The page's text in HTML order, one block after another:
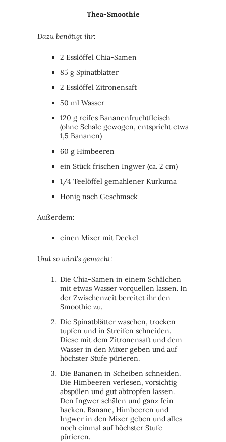
Thea-Smoothie
Dazu benötigt ihr:
2 Esslöffel Chia-Samen
85 g Spinatblätter
2 Esslöffel Zitronensaft
50 ml Wasser
120 g reifes Bananenfruchtfleisch
(ohne Schale gewogen, entspricht etwa
1,5 Bananen)
60 g Himbeeren
ein Stück frischen Ingwer (ca. 2 cm)
1/4 Teelöffel gemahlener Kurkuma
Honig nach Geschmack
Außerdem:
einen Mixer mit Deckel
Und so wird’s gemacht:
Die Chia-Samen in einem Schälchen
mit etwas Wasser vorquellen lassen. In
der Zwischenzeit bereitet ihr den
Smoothie zu.
Die Spinatblätter waschen, trocken
tupfen und in Streifen schneiden.
Diese mit dem Zitronensaft und dem
Wasser in den Mixer geben und auf
höchster Stufe pürieren.
Die Bananen in Scheiben schneiden.
Die Himbeeren verlesen, vorsichtig
abspülen und gut abtropfen lassen.
Den Ingwer schälen und ganz fein
hacken. Banane, Himbeeren und
Ingwer in den Mixer geben und alles
noch einmal auf höchster Stufe
pürieren.